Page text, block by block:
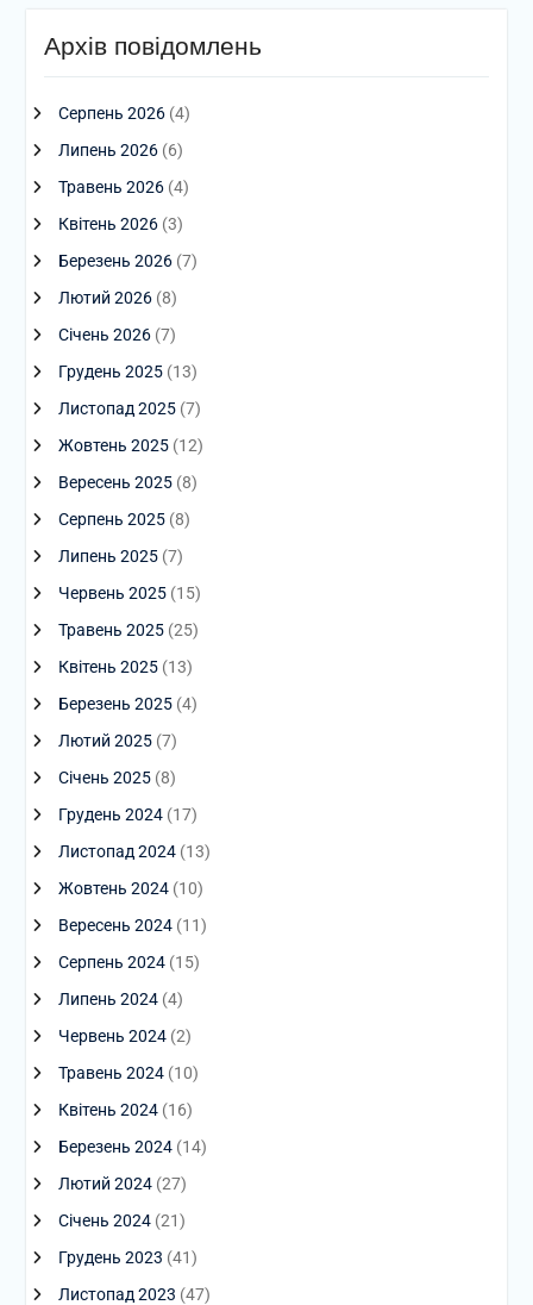
Архів повідомлень
Серпень 2026(4)
Липень 2026(6)
Травень 2026(4)
Квітень 2026(3)
Березень 2026(7)
Лютий 2026(8)
Січень 2026(7)
Грудень 2025(13)
Листопад 2025(7)
Жовтень 2025(12)
Вересень 2025(8)
Серпень 2025(8)
Липень 2025(7)
Червень 2025(15)
Травень 2025(25)
Квітень 2025(13)
Березень 2025(4)
Лютий 2025(7)
Січень 2025(8)
Грудень 2024(17)
Листопад 2024(13)
Жовтень 2024(10)
Вересень 2024(11)
Серпень 2024(15)
Липень 2024(4)
Червень 2024(2)
Травень 2024(10)
Квітень 2024(16)
Березень 2024(14)
Лютий 2024(27)
Січень 2024(21)
Грудень 2023 (41)
Листопад 2023 (47)